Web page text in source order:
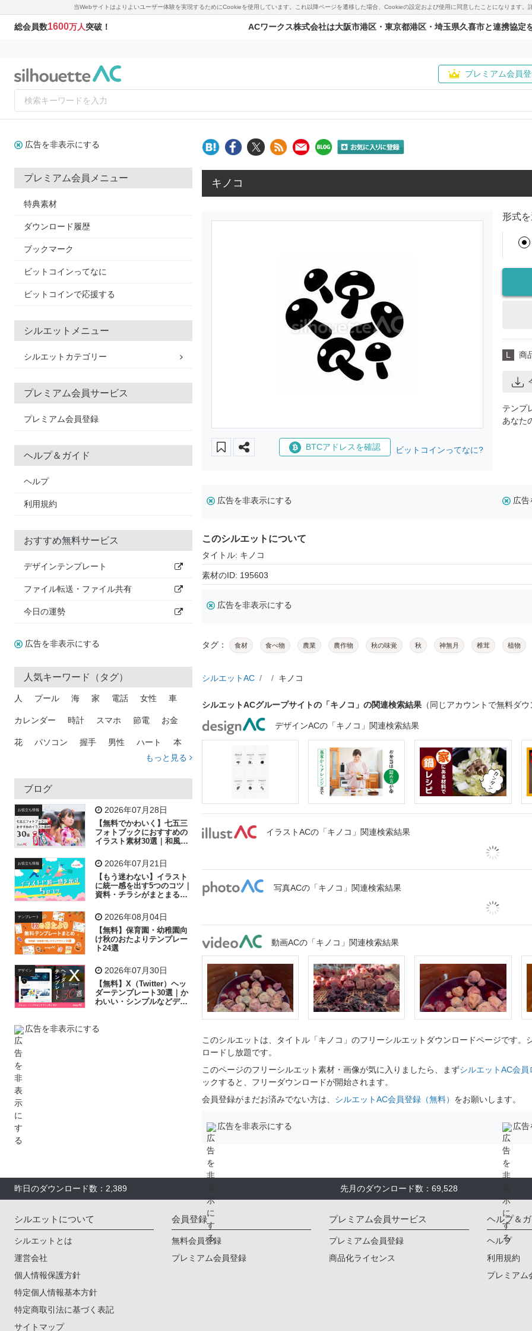
当Webサイトはよりよいユーザー体験を実現するためにCookieを使用しています。これ以降ページを遷移した場合、Cookieの設定および使用に同意したことになります
総会員数1600万人突破！ ACワークス株式会社は大阪市港区・東京都港区・埼玉県久喜市と連携協定
プレミアム会員
広告を非表示にする
プレミアム会員メニュー
特典素材
ダウンロード履歴
ブックマーク
ビットコインってなに
ビットコインで応援する
シルエットメニュー
シルエットカテゴリー
プレミアム会員サービス
プレミアム会員登録
ヘルプ＆ガイド
ヘルプ
利用規約
おすすめ無料サービス
デザインテンプレート
ファイル転送・ファイル共有
今日の運勢
広告を非表示にする
人気キーワード（タグ）
人 プール 海 家 電話 女性 車
カレンダー 時計 スマホ 節電 お金
花 パソコン 握手 男性 ハート 本
トラック 木
吹き出し
飛行機 グラフ ビル 魚 家族 書類
歩く 工場 会社 太陽 キラキラ
子供 作業員 相談 ピクトグラム
もっと見る
ブログ
お役立ち情報 2026年07月28日
【無料でかわいく】七五三
フォトブックにおすすめの
イラスト素材30選｜和風の
お役立ち情報 2026年07月21日
【もう迷わない】イラスト
に統一感を出す5つのコツ｜
資料・チラシがまとまるフ
テンプレート 2026年08月04日
【無料】保育園・幼稚園向
け秋のおたよりテンプレー
ト24選
デザイン 2026年07月30日
【無料】X（Twitter）ヘッ
ダーテンプレート30選｜か
わいい・シンプルなどデザ
広告を非表示にする
キノコ
BTCアドレスを確認 ビットコインってなに?
形式
L 商
テンプ
あなた
広告を非表示にする 広告
このシルエットについて
タイトル: キノコ
素材のID: 195603
広告を非表示にする
タグ： 食材 食べ物 農業 農作物 秋の味覚 秋 神無月 椎茸 植物
シルエットAC キノコ
シルエットACグループサイトの「キノコ」の関連検索結果 （同じアカウントで無料ダ
デザインACの「キノコ」関連検索結果
イラストACの「キノコ」関連検索結果
写真ACの「キノコ」関連検索結果
動画ACの「キノコ」関連検索結果
このシルエットは、タイトル「キノコ」のフリーシルエットダウンロードページです
ロードし放題です。
このページのフリーシルエット素材・画像が気に入りましたら、まずシルエットAC会員
ックすると、フリーダウンロードが開始されます。
会員登録がまだお済みでない方は、 シルエットAC会員登録（無料） をお願いします。
広告を非表示にする 広告
昨日のダウンロード数：2,389 先月のダウンロード数：69,528
シルエットについて
シルエットとは
運営会社
個人情報保護方針
特定個人情報基本方針
特定商取引法に基づく表記
サイトマップ
会員登録
無料会員登録
プレミアム会員登録
プレミアム会員サービス
プレミアム会員登録
商品化ライセンス
ヘルプ＆
ヘルプ
利用規約
プレミアム